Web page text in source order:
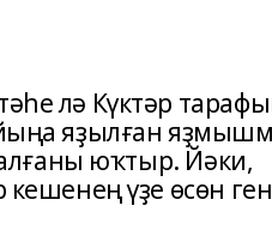
лә Күктәр
яҙылған
юҡтыр. Йәки,
үҙе өсөн